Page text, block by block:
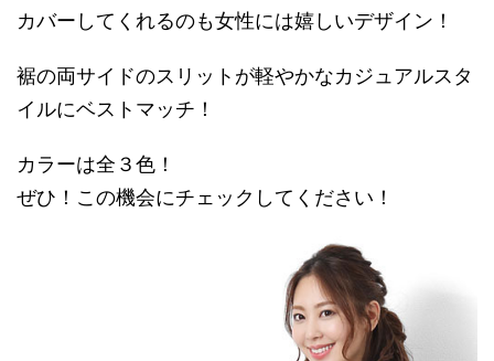
カバーしてくれるのも女性には嬉しいデザイン！
裾の両サイドのスリットが軽やかなカジュアルスタ
イルにベストマッチ！
カラーは全３色！
ぜひ！この機会にチェックしてください！